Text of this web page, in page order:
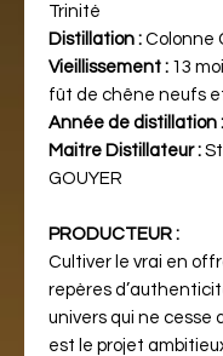
Trinité
Distillation : Colonne
Vieillissement : 13
fût de chêne neufs
Année de distillation :
Maitre Distillateur :
GOUYER
PRODUCTEUR :
Cultiver le vrai en
repères
univers qui ne cesse
est le projet